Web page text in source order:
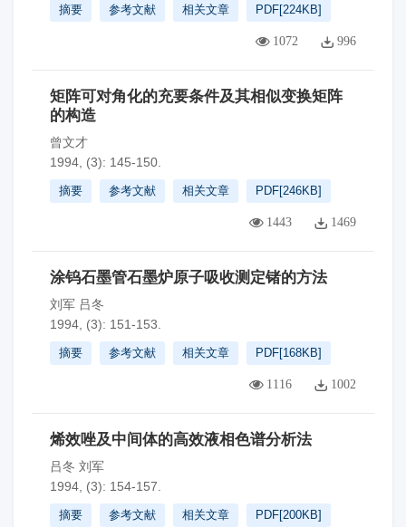
摘要 参考文献 相关文章 PDF[224KB]
1072 996
矩阵可对角化的充要条件及其相似变换矩阵
的构造
曾文才
1994, (3): 145-150.
摘要 参考文献 相关文章 PDF[246KB]
1443 1469
涂钨石墨管石墨炉原子吸收测定锗的方法
刘军 吕冬
1994, (3): 151-153.
摘要 参考文献 相关文章 PDF[168KB]
1116 1002
烯效唑及中间体的高效液相色谱分析法
吕冬 刘军
1994, (3): 154-157.
摘要 参考文献 相关文章 PDF[200KB]